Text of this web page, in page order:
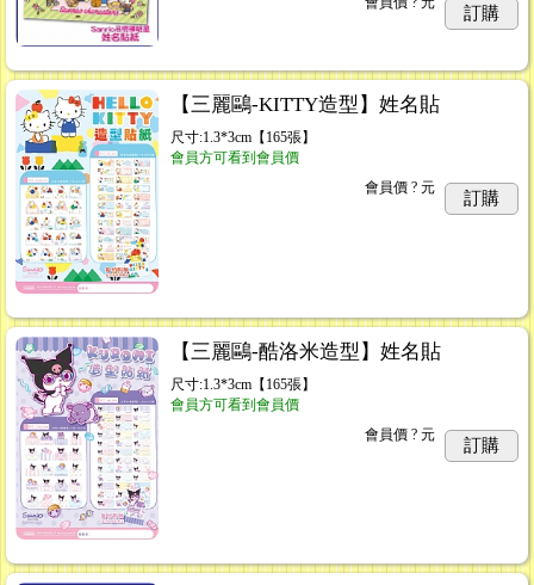
訂購
【三麗鷗-KITTY造型】姓名貼
尺寸:1.3*3cm【165張】
會員方可看到會員價
會員價 ? 元
訂購
【三麗鷗-酷洛米造型】姓名貼
尺寸:1.3*3cm【165張】
會員方可看到會員價
會員價 ? 元
訂購